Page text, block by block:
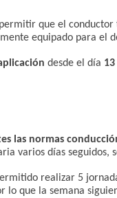
que el conductor
equipado para el
desde el día
las normas
varios días
realizar 5
lo que la semana